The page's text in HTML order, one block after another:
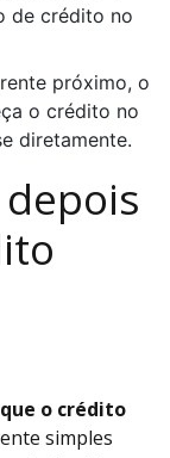
de crédito no
próximo, o
o crédito no
diretamente.
o crédito
simples